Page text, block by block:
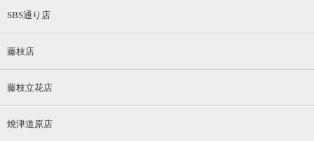
SBS通り店
藤枝店
藤枝立花店
焼津道原店